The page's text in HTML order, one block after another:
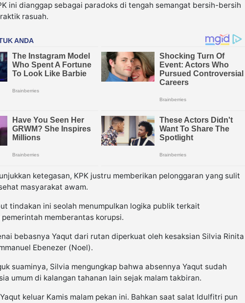
ini dianggap sebagai paradoks di tengah semangat bersih-bersih
rasuah.
ketegasan, KPK justru memberikan pelonggaran yang sulit
masyarakat awam.
tindakan ini seolah menumpulkan logika publik terkait
pemerintah memberantas korupsi.
bebasnya Yaqut dari rutan diperkuat oleh kesaksian Silvia Rinita
Ebenezer (Noel).
suaminya, Silvia mengungkap bahwa absennya Yaqut sudah
umum di kalangan tahanan lain sejak malam takbiran.
keluar Kamis malam pekan ini. Bahkan saat salat Idulfitri pun